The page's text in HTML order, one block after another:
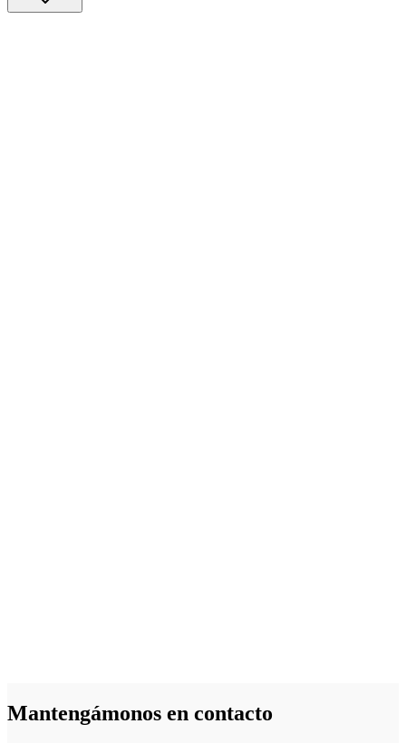
Mantengámonos en contacto